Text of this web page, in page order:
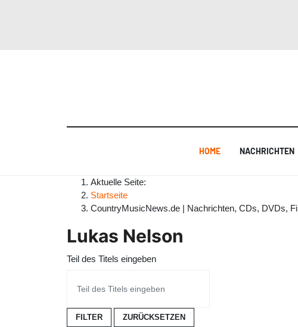
HOME NACHRICHTEN
Aktuelle Seite:
Startseite
CountryMusicNews.de | Nachrichten, CDs, DVDs,
Lukas Nelson
Teil des Titels eingeben
FILTER ZURÜCKSETZEN